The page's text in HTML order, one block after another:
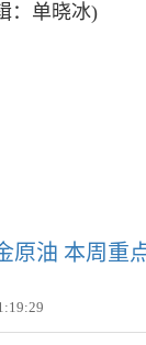
：单晓冰)
原油 本周重